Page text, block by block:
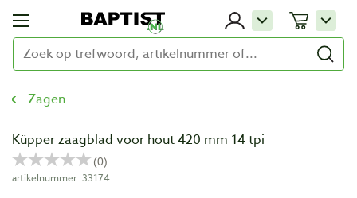
Zagen
Küpper zaagblad voor hout 420 mm 14 tpi
artikelnummer: 33174